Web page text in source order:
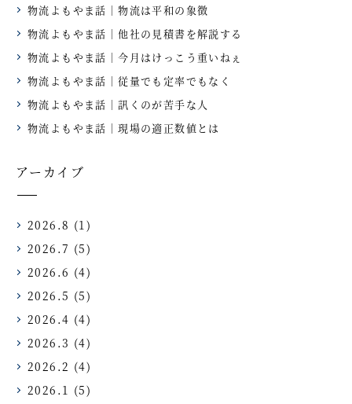
物流よもやま話｜物流は平和の象徴
物流よもやま話｜他社の見積書を解説する
物流よもやま話｜今月はけっこう重いねぇ
物流よもやま話｜従量でも定率でもなく
物流よもやま話｜訊くのが苦手な人
物流よもやま話｜現場の適正数値とは
アーカイブ
2026.8 (1)
2026.7 (5)
2026.6 (4)
2026.5 (5)
2026.4 (4)
2026.3 (4)
2026.2 (4)
2026.1 (5)